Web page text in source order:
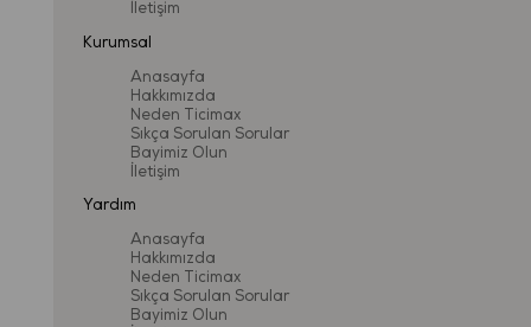
İletişim
Kurumsal
Anasayfa
Hakkımızda
Neden Ticimax
Sıkça Sorulan Sorular
Bayimiz Olun
İletişim
Yardım
Anasayfa
Hakkımızda
Neden Ticimax
Sıkça Sorulan Sorular
Bayimiz Olun